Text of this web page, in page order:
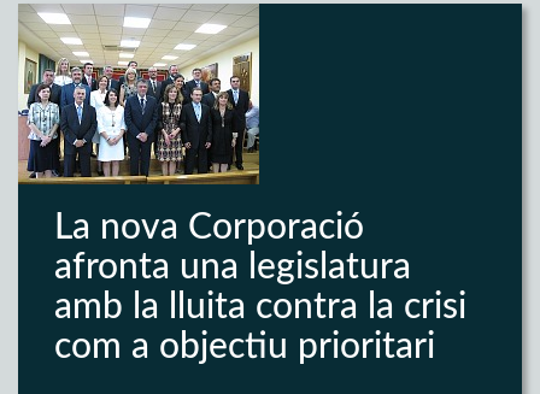
La nova Corporació
afronta una legislatura
amb la lluita contra la crisi
com a objectiu prioritari